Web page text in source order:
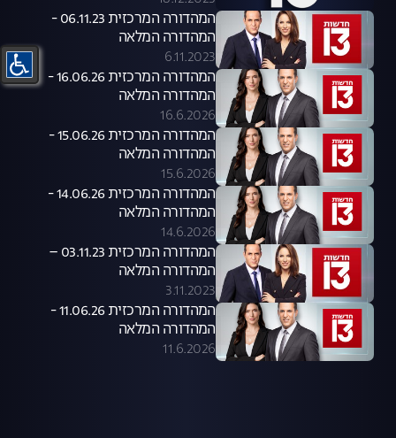
המהדורה המרכזית 06.11.23 -
המהדורה המלאה
6.11.2023
המהדורה המרכזית 16.06.26 -
המהדורה המלאה
16.6.2026
המהדורה המרכזית 15.06.26 -
המהדורה המלאה
15.6.2026
המהדורה המרכזית 14.06.26 -
המהדורה המלאה
14.6.2026
המהדורה המרכזית 03.11.23 –
המהדורה המלאה
3.11.2023
המהדורה המרכזית 11.06.26 -
המהדורה המלאה
11.6.2026